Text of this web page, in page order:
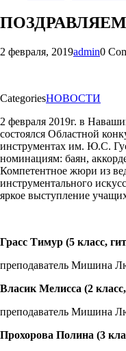
ПОЗДРАВЛЯЕМ
2 февраля, 2019admin0
CategoriesНОВОСТИ
2 февраля 2019г. в
состоялся Областной
инструментах им. Ю.С.
номинациям: баян,
Компетентное жюри из
инструментального
яркое выступление
Грасс Тимур (5 класс,
преподаватель Мишина
Власик Мелисса (2
преподаватель Мишина
Прохорова Полина (3